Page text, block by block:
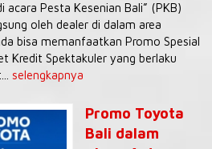
Pesta Kesenian Bali” (PKB)
oleh dealer di dalam area
bisa memanfaatkan Promo Spesial
Kredit Spektakuler yang berlaku
selengkapnya
Promo Toyota
Bali dalam